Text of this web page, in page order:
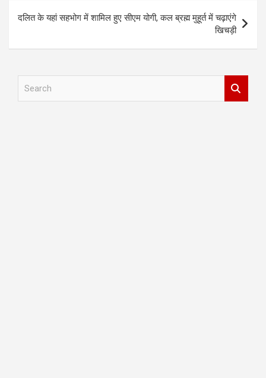
दलित के यहां सहभोग में शामिल हुए सीएम योगी, कल ब्रह्म मुहूर्त में चढ़ाएंगे
खिचड़ी